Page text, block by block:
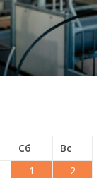
Сб
Вс
1
2